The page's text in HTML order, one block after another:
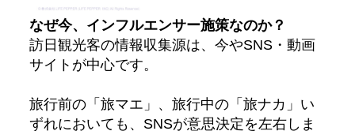
なぜ今、インフルエンサー施策なのか？
訪日観光客の情報収集源は、今やSNS・動画
サイトが中心です。
旅行前の「旅マエ」、旅行中の「旅ナカ」い
ずれにおいても、SNSが意思決定を左右しま